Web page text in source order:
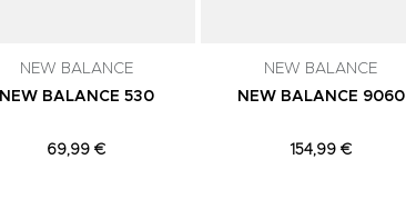
NEW BALANCE
NEW BALANCE 530
69,99 €
NEW BALANCE
NEW BALANCE 9060
154,99 €